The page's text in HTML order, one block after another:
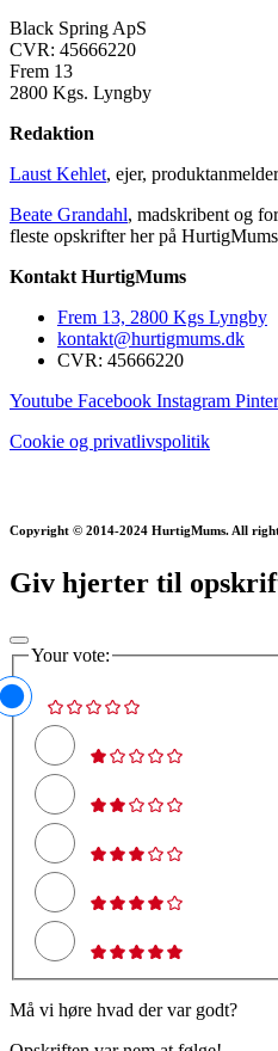
Black Spring ApS
CVR: 45666220
Frem 13
2800 Kgs. Lyngby
Redaktion
Laust Kehlet, ejer,
Beate Grandahl, madskribent og
fleste opskrifter her på HurtigMums
Kontakt HurtigMums
Frem 13, 2800 Kgs Lyngby
kontakt@hurtigmums.dk
CVR: 45666220
Youtube Facebook Instagram
Cookie og privatlivspolitik
Copyright © 2014-2024 HurtigMums. All
Giv hjerter til
Your vote:
Må vi høre hvad der var godt?